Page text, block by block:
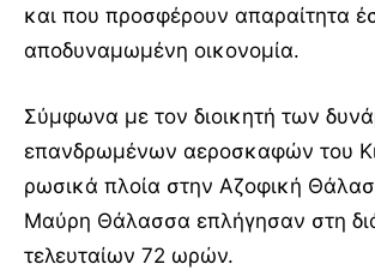
και που προσφέρουν απαραίτητα
αποδυναμωμένη οικονομία.
Σύμφωνα με τον διοικητή των
επανδρωμένων αεροσκαφών του
ρωσικά πλοία στην Αζοφική
Μαύρη Θάλασσα επλήγησαν στη
τελευταίων 72 ωρών.